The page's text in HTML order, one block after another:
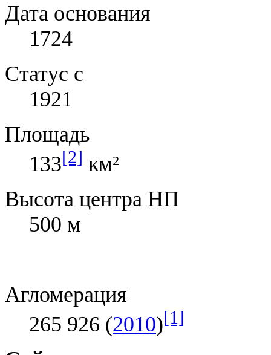
Дата основания
1724
Статус с
1921
Площадь
133[2] км²
Высота центра НП
500 м
Агломерация
265 926 (2010)[1]